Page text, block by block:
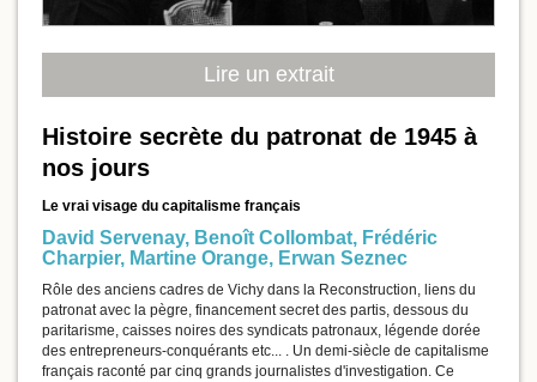
Lire un extrait
Histoire secrète du patronat de 1945 à
nos jours
Le vrai visage du capitalisme français
David Servenay, Benoît Collombat, Frédéric
Charpier, Martine Orange, Erwan Seznec
Rôle des anciens cadres de Vichy dans la Reconstruction, liens du
patronat avec la pègre, financement secret des partis, dessous du
paritarisme, caisses noires des syndicats patronaux, légende dorée
des entrepreneurs-conquérants etc... . Un demi-siècle de capitalisme
français raconté par cinq grands journalistes d'investigation. Ce